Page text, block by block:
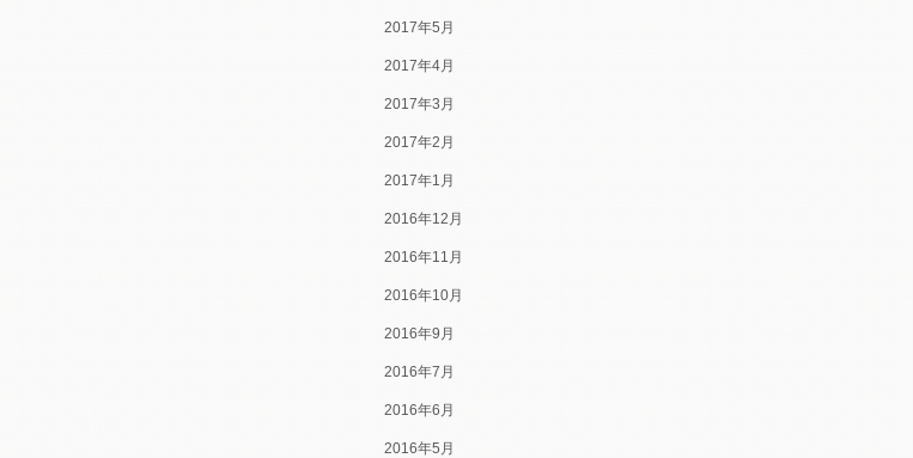
2017年5月
2017年4月
2017年3月
2017年2月
2017年1月
2016年12月
2016年11月
2016年10月
2016年9月
2016年7月
2016年6月
2016年5月